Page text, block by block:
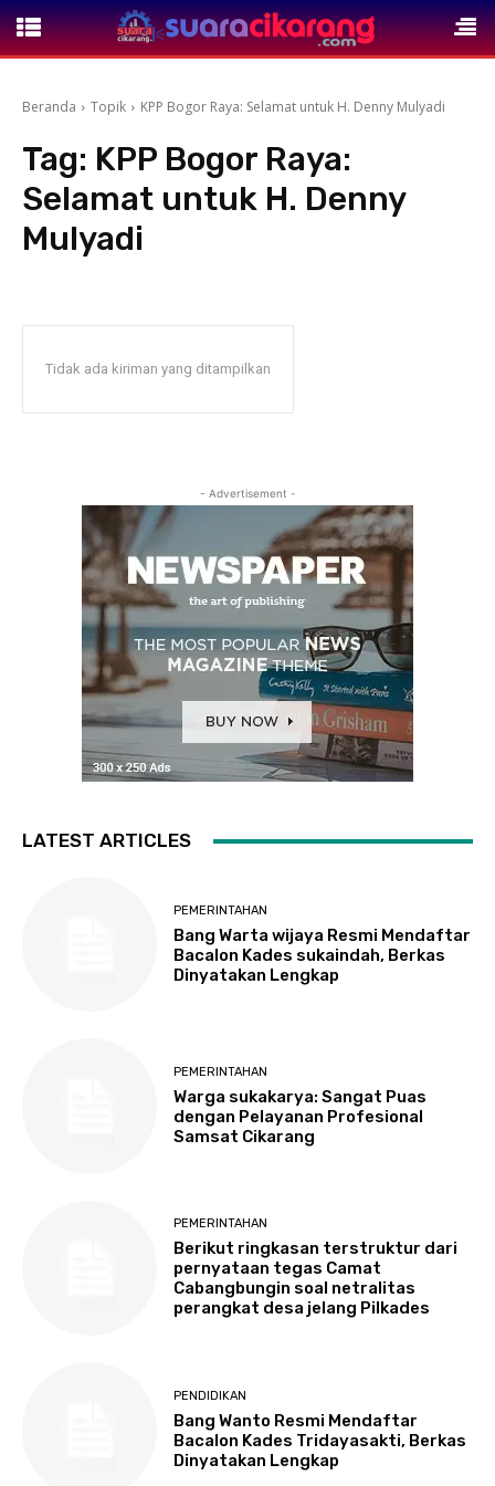
Beranda Topik KPP Bogor Raya: Selamat untuk H. Denny Mulyadi
Tag: KPP Bogor Raya:
Selamat untuk H. Denny
Mulyadi
Tidak ada kiriman yang ditampilkan
- Advertisement -
LATEST ARTICLES
PEMERINTAHAN
Bang Warta wijaya Resmi Mendaftar
Bacalon Kades sukaindah, Berkas
Dinyatakan Lengkap
PEMERINTAHAN
Warga sukakarya: Sangat Puas
dengan Pelayanan Profesional
Samsat Cikarang
PEMERINTAHAN
Berikut ringkasan terstruktur dari
pernyataan tegas Camat
Cabangbungin soal netralitas
perangkat desa jelang Pilkades
PENDIDIKAN
Bang Wanto Resmi Mendaftar
Bacalon Kades Tridayasakti, Berkas
Dinyatakan Lengkap